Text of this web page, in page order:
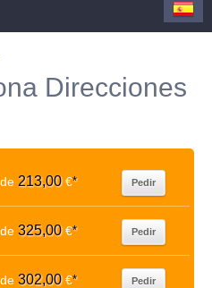
Direcciones
de 213,00€* Pedir
de 325,00€* Pedir
de 302,00€* Pedir